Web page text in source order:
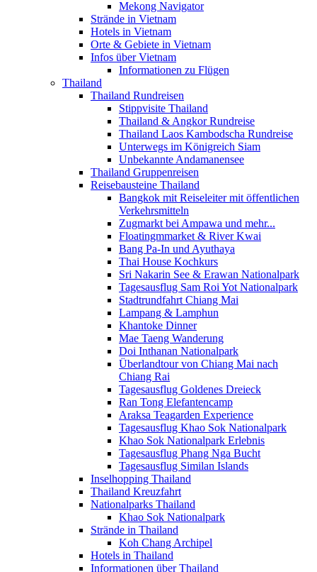
Mekong Navigator
Strände in Vietnam
Hotels in Vietnam
Orte & Gebiete in Vietnam
Infos über Vietnam
Informationen zu Flügen
Thailand
Thailand Rundreisen
Stippvisite Thailand
Thailand & Angkor Rundreise
Thailand Laos Kambodscha Rundreise
Unterwegs im Königreich Siam
Unbekannte Andamanensee
Thailand Gruppenreisen
Reisebausteine Thailand
Bangkok mit Reiseleiter mit öffentlichen
Verkehrsmitteln
Zugmarkt bei Ampawa und mehr...
Floatingmmarket & River Kwai
Bang Pa-In und Ayuthaya
Thai House Kochkurs
Sri Nakarin See & Erawan Nationalpark
Tagesausflug Sam Roi Yot Nationalpark
Stadtrundfahrt Chiang Mai
Lampang & Lamphun
Khantoke Dinner
Mae Taeng Wanderung
Doi Inthanan Nationalpark
Überlandtour von Chiang Mai nach
Chiang Rai
Tagesausflug Goldenes Dreieck
Ran Tong Elefantencamp
Araksa Teagarden Experience
Tagesausflug Khao Sok Nationalpark
Khao Sok Nationalpark Erlebnis
Tagesausflug Phang Nga Bucht
Tagesausflug Similan Islands
Inselhopping Thailand
Thailand Kreuzfahrt
Nationalparks Thailand
Khao Sok Nationalpark
Strände in Thailand
Koh Chang Archipel
Hotels in Thailand
Informationen über Thailand